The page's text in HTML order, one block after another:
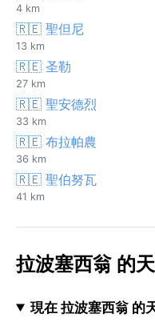
4 km
🇷🇪 聖但尼
13 km
🇷🇪 圣勒
27 km
🇷🇪 聖安德烈
33 km
🇷🇪 布拉帕農
36 km
🇷🇪 聖伯努瓦
41 km
拉波塞西翁 的
現在 拉波塞西翁 的